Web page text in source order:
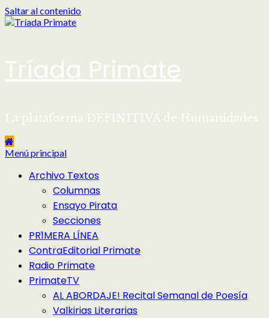
Saltar al contenido
Tríada Primate
La plataforma DEFINITIVA de Humanidades
Menú principal
Archivo Textos
Columnas
Ensayo Pirata
Secciones
PR1MERA LÍNEA
ContraEditorial Primate
Radio Primate
PrimateTV
AL ABORDAJE! Recital Semanal de Poesía
Valkirias Literarias